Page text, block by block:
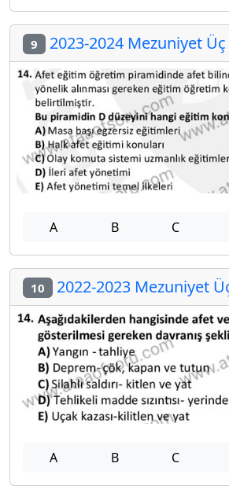
9 2023-2024 Mezuniyet Üç
A B C
10 2022-2023 Mezuniyet
A B C